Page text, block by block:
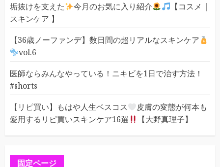
垢抜けを支えた
今月のお気に入り紹介
【コスメ |
スキンケア 】
【36歳ノーファンデ】数日間の超リアルなスキンケア
vol.6
医師ならみんなやっている！ニキビを1日で治す方法！
#shorts
【リピ買い】もはや人生ベスコス
皮膚の変態が何本も
愛用するリピ買いスキンケア16選
【大野真理子】
固定ページ